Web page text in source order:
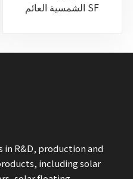
الشمسية العائم SF
in R&D, production and
including solar